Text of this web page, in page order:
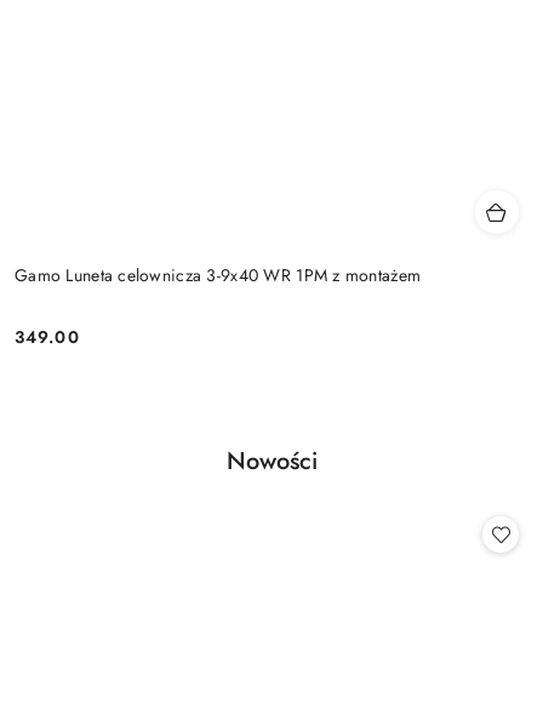
Gamo Luneta celownicza 3-9x40 WR 1PM z montażem
Cena:
349.00
Pomiń karuzelę produktów
Produkty
Nowości